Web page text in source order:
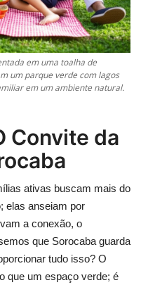
em uma toalha de
um parque verde com lagos
em um ambiente natural.
Convite da
ativas buscam mais do
elas anseiam por
a conexão, o
que Sorocaba guarda
tudo isso? O
que um espaço verde; é